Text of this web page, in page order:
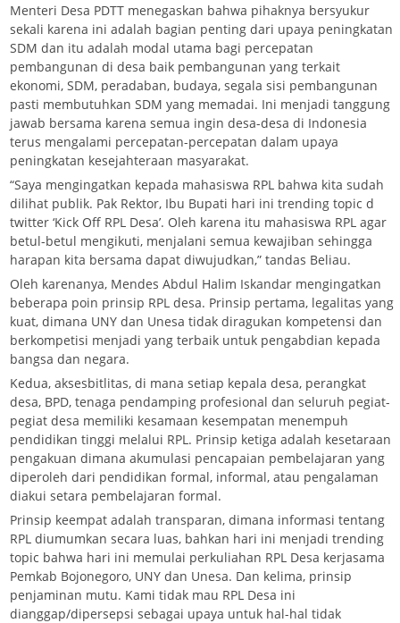
Menteri Desa PDTT menegaskan bahwa pihaknya bersyukur
sekali karena ini adalah bagian penting dari upaya peningkatan
SDM dan itu adalah modal utama bagi percepatan
pembangunan di desa baik pembangunan yang terkait
ekonomi, SDM, peradaban, budaya, segala sisi pembangunan
pasti membutuhkan SDM yang memadai. Ini menjadi tanggung
jawab bersama karena semua ingin desa-desa di Indonesia
terus mengalami percepatan-percepatan dalam upaya
peningkatan kesejahteraan masyarakat.
“Saya mengingatkan kepada mahasiswa RPL bahwa kita sudah
dilihat publik. Pak Rektor, Ibu Bupati hari ini trending topic d
twitter ‘Kick Off RPL Desa’. Oleh karena itu mahasiswa RPL agar
betul-betul mengikuti, menjalani semua kewajiban sehingga
harapan kita bersama dapat diwujudkan,” tandas Beliau.
Oleh karenanya, Mendes Abdul Halim Iskandar mengingatkan
beberapa poin prinsip RPL desa. Prinsip pertama, legalitas yang
kuat, dimana UNY dan Unesa tidak diragukan kompetensi dan
berkompetisi menjadi yang terbaik untuk pengabdian kepada
bangsa dan negara.
Kedua, aksesbitlitas, di mana setiap kepala desa, perangkat
desa, BPD, tenaga pendamping profesional dan seluruh pegiat-
pegiat desa memiliki kesamaan kesempatan menempuh
pendidikan tinggi melalui RPL. Prinsip ketiga adalah kesetaraan
pengakuan dimana akumulasi pencapaian pembelajaran yang
diperoleh dari pendidikan formal, informal, atau pengalaman
diakui setara pembelajaran formal.
Prinsip keempat adalah transparan, dimana informasi tentang
RPL diumumkan secara luas, bahkan hari ini menjadi trending
topic bahwa hari ini memulai perkuliahan RPL Desa kerjasama
Pemkab Bojonegoro, UNY dan Unesa. Dan kelima, prinsip
penjaminan mutu. Kami tidak mau RPL Desa ini
dianggap/dipersepsi sebagai upaya untuk hal-hal tidak